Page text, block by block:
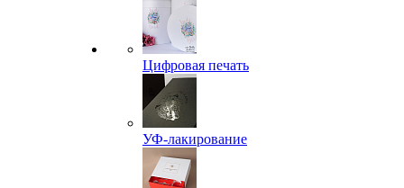
Цифровая печать
УФ-лакирование